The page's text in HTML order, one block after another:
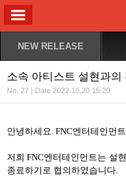
NEW RELEASE
소속 아티스트 설현과의
No. 27 | Date 2022.10.20 15:20
안녕하세요. FNC엔터테인먼
저희 FNC엔터테인먼트는 설
종료하기로 협의하였습니다.